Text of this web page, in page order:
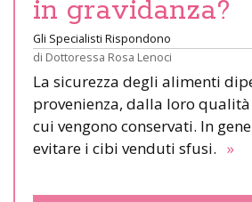
in gravidanza?
Gli Specialisti Rispondono
di Dottoressa Rosa Lenoci
La sicurezza degli alimenti
provenienza, dalla loro
cui vengono conservati. In
evitare i cibi venduti sfusi. »